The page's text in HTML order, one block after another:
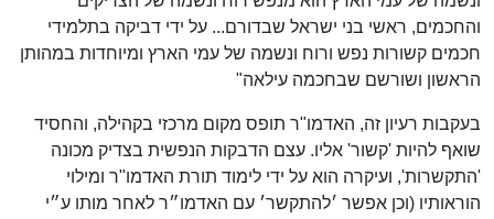
והחכמים, ראשי בני ישראל שבדורם... על ידי דביקה בתלמידי
חכמים קשורות נפש ורוח ונשמה של עמי הארץ ומיוחדות במהותן
הראשון ושורשם שבחכמה עילאה"
בעקבות רעיון זה, האדמו"ר תופס מקום מרכזי בקהילה, והחסיד
שואף להיות 'קשור' אליו. עצם הדבקות הנפשית בצדיק מכונה
'התקשרות', ועיקרה הוא על ידי לימוד תורת האדמו"ר ומילוי
הוראותיו (וכן אפשר ׳להתקשר׳ עם האדמו״ר לאחר מותו ע״י